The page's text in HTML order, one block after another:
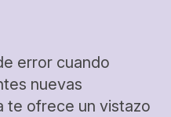
error cuando
nuevas
te ofrece un vistazo